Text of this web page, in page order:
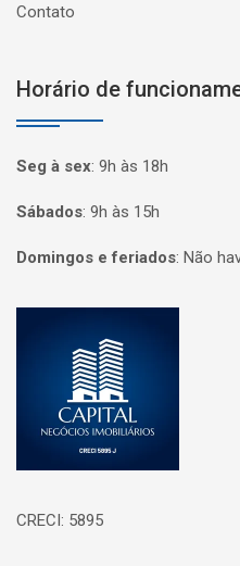
Contato
Horário de
Seg à sex: 9h às 18h
Sábados: 9h às 15h
Domingos e feriados: Não
CRECI: 5895